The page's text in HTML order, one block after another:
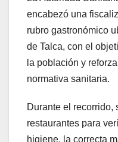
encabezó una
rubro gastronómico
de Talca, con el
la población y
normativa sanitaria.
Durante el recorrido,
restaurantes para
higiene, la correcta